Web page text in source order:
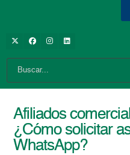
Afiliados
¿Cómo solicitar
WhatsApp?